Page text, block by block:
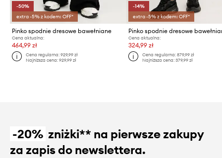
-50%
extra -5% z kodem: OFF*
Pinko spodnie dresowe bawełniane
Cena aktualna:
464,99 zł
Cena regularna:929,99 zł
Najniższa cena:929,99 zł
-14%
extra -5% z kodem: OFF*
Pinko spodnie dresowe
Cena aktualna:
324,99 zł
Cena regularna: 879,99 zł
Najniższa cena: 379,99 zł
-20% zniżki** na pierwsze zakupy
za zapis do newslettera.